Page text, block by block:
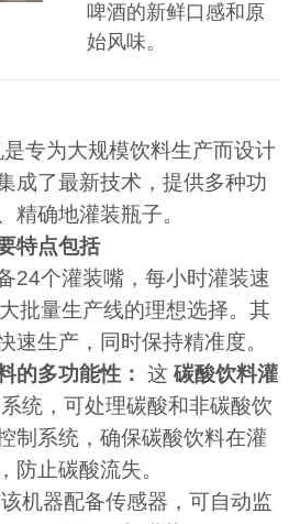
啤酒的新鲜口感和原
始风味。
专为大规模饮料生产而设计
成了最新技术，提供多种功
精确地灌装瓶子。
特点包括
24个灌装嘴，每小时灌装速
批量生产线的理想选择。其
速生产，同时保持精准度。
的多功能性： 这 碳酸饮料灌
统，可处理碳酸和非碳酸饮
制系统，确保碳酸饮料在灌
防止碳酸流失。
该机器配备传感器，可自动监